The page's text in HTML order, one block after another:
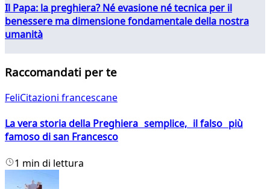
Il Papa: la preghiera? Né evasione né tecnica per il
benessere ma dimensione fondamentale della nostra
umanità
Raccomandati per te
FeliCitazioni francescane
La vera storia della Preghiera semplice, il falso più
famoso di san Francesco
1 min di lettura